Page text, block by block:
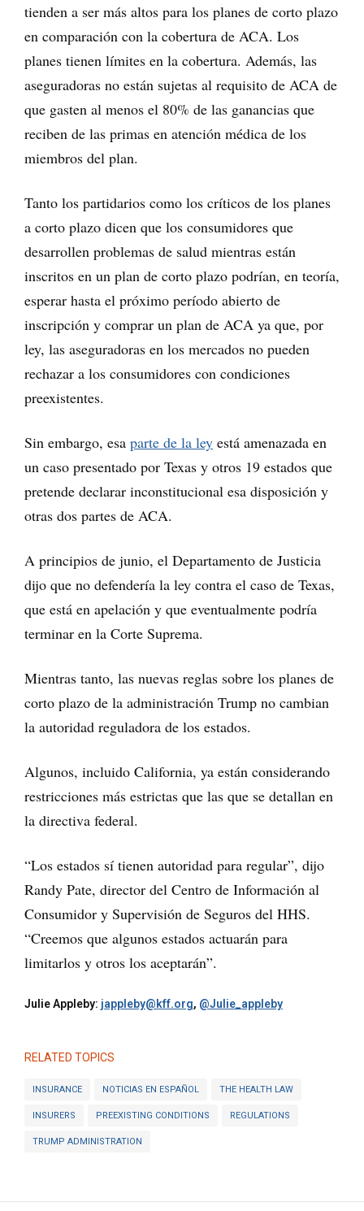
tienden a ser más altos para los planes de corto plazo
en comparación con la cobertura de ACA. Los
planes tienen límites en la cobertura. Además, las
aseguradoras no están sujetas al requisito de ACA de
que gasten al menos el 80% de las ganancias que
reciben de las primas en atención médica de los
miembros del plan.
Tanto los partidarios como los críticos de los planes
a corto plazo dicen que los consumidores que
desarrollen problemas de salud mientras están
inscritos en un plan de corto plazo podrían, en teoría,
esperar hasta el próximo período abierto de
inscripción y comprar un plan de ACA ya que, por
ley, las aseguradoras en los mercados no pueden
rechazar a los consumidores con condiciones
preexistentes.
Sin embargo, esa parte de la ley está amenazada en
un caso presentado por Texas y otros 19 estados que
pretende declarar inconstitucional esa disposición y
otras dos partes de ACA.
A principios de junio, el Departamento de Justicia
dijo que no defendería la ley contra el caso de Texas,
que está en apelación y que eventualmente podría
terminar en la Corte Suprema.
Mientras tanto, las nuevas reglas sobre los planes de
corto plazo de la administración Trump no cambian
la autoridad reguladora de los estados.
Algunos, incluido California, ya están considerando
restricciones más estrictas que las que se detallan en
la directiva federal.
“Los estados sí tienen autoridad para regular”, dijo
Randy Pate, director del Centro de Información al
Consumidor y Supervisión de Seguros del HHS.
“Creemos que algunos estados actuarán para
limitarlos y otros los aceptarán”.
Julie Appleby: jappleby@kff.org, @Julie_appleby
RELATED TOPICS
INSURANCE NOTICIAS EN ESPAÑOL THE HEALTH LAW
INSURERS PREEXISTING CONDITIONS REGULATIONS
TRUMP ADMINISTRATION